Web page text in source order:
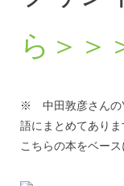
ら＞＞
※ 中田敦彦さんの
語にまとめてありま
こちらの本をベース